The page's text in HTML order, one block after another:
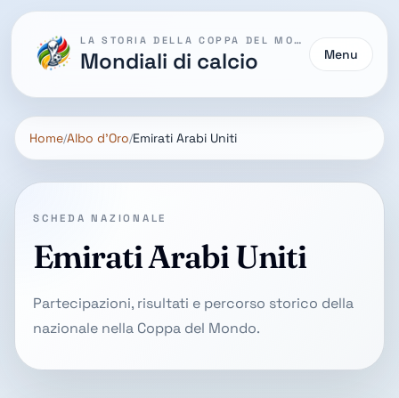
LA STORIA DELLA COPPA DEL MONDO
Mondiali di calcio Menu
Home Albo d'Oro Emirati Arabi Uniti
SCHEDA NAZIONALE
Emirati Arabi Uniti
Partecipazioni, risultati e percorso storico della
nazionale nella Coppa del Mondo.